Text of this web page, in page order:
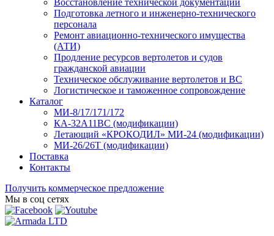
Восстановление технической документации
Подготовка летного и инженерно-технического
персонала
Ремонт авиационно-технического имущества
(АТИ)
Продление ресурсов вертолетов и судов
гражданской авиации
Техническое обслуживание вертолетов и ВС
Логистическое и таможенное сопровождение
Каталог
МИ-8/17/171/172
КА-32А11ВС (модификации)
Летающий «КРОКОДИЛ» МИ-24 (модификации)
МИ-26/26Т (модификации)
Поставка
Контакты
Получить коммерческое предложение
Мы в соц сетях